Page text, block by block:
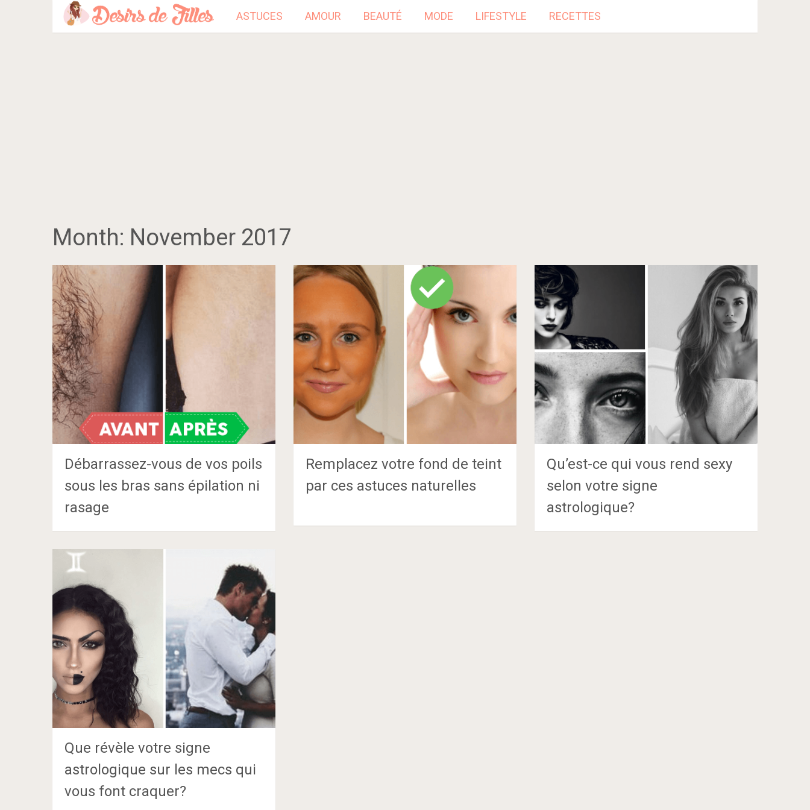
ASTUCES AMOUR BEAUTÉ MODE LIFESTYLE RECETTES
Month: November 2017
Débarrassez-vous de vos poils
sous les bras sans épilation ni
rasage
Remplacez votre fond de teint
par ces astuces naturelles
Qu’est-ce qui vous rend sexy
selon votre signe
astrologique?
Que révèle votre signe
astrologique sur les mecs qui
vous font craquer?